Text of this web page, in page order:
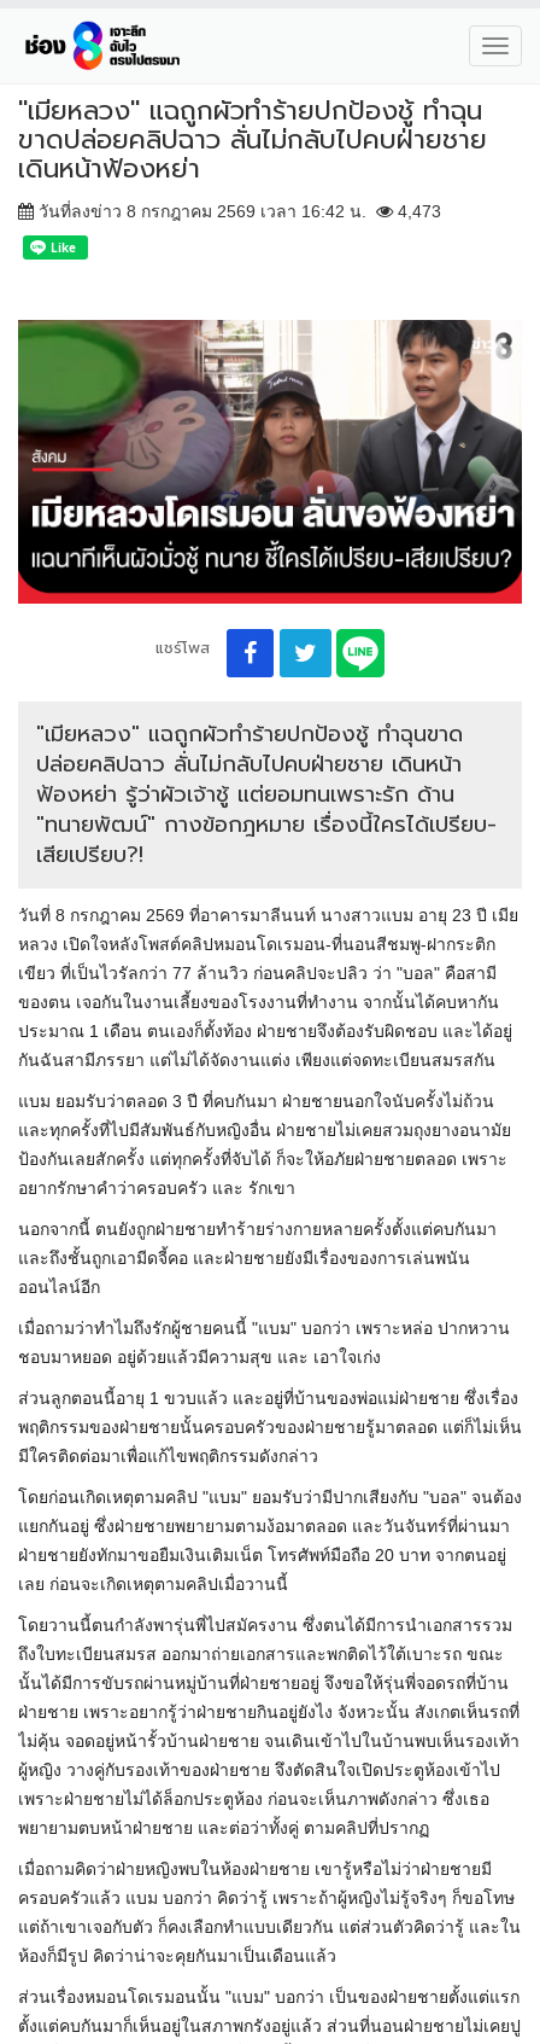
"เมียหลวง" แฉถูกผัวทำร้ายปกป้องชู้ ทำฉุน
ขาดปล่อยคลิปฉาว ลั่นไม่กลับไปคบฝ่ายชาย
เดินหน้าฟ้องหย่า
วันที่ลงข่าว 8 กรกฎาคม 2569 เวลา 16:42 น. 4,473
แชร์โพส
"เมียหลวง" แฉถูกผัวทำร้ายปกป้องชู้ ทำฉุนขาด
ปล่อยคลิปฉาว ลั่นไม่กลับไปคบฝ่ายชาย เดินหน้า
ฟ้องหย่า รู้ว่าผัวเจ้าชู้ แต่ยอมทนเพราะรัก ด้าน
"ทนายพัฒน์" กางข้อกฎหมาย เรื่องนี้ใครได้เปรียบ-
เสียเปรียบ?!
วันที่ 8 กรกฎาคม 2569 ที่อาคารมาลีนนท์ นางสาวแบม อายุ 23 ปี เมีย
หลวง เปิดใจหลังโพสต์คลิปหมอนโดเรมอน-ที่นอนสีชมพู-ฝากระติก
เขียว ที่เป็นไวรัลกว่า 77 ล้านวิว ก่อนคลิปจะปลิว ว่า "บอล" คือสามี
ของตน เจอกันในงานเลี้ยงของโรงงานที่ทำงาน จากนั้นได้คบหากัน
ประมาณ 1 เดือน ตนเองก็ตั้งท้อง ฝ่ายชายจึงต้องรับผิดชอบ และได้อยู่
กันฉันสามีภรรยา แต่ไม่ได้จัดงานแต่ง เพียงแต่จดทะเบียนสมรสกัน
แบม ยอมรับว่าตลอด 3 ปี ที่คบกันมา ฝ่ายชายนอกใจนับครั้งไม่ถ้วน
และทุกครั้งที่ไปมีสัมพันธ์กับหญิงอื่น ฝ่ายชายไม่เคยสวมถุงยางอนามัย
ป้องกันเลยสักครั้ง แต่ทุกครั้งที่จับได้ ก็จะให้อภัยฝ่ายชายตลอด เพราะ
อยากรักษาคำว่าครอบครัว และ รักเขา
นอกจากนี้ ตนยังถูกฝ่ายชายทำร้ายร่างกายหลายครั้งตั้งแต่คบกันมา
และถึงชั้นถูกเอามีดจี้คอ และฝ่ายชายยังมีเรื่องของการเล่นพนัน
ออนไลน์อีก
เมื่อถามว่าทำไมถึงรักผู้ชายคนนี้ "แบม" บอกว่า เพราะหล่อ ปากหวาน
ชอบมาหยอด อยู่ด้วยแล้วมีความสุข และ เอาใจเก่ง
ส่วนลูกตอนนี้อายุ 1 ขวบแล้ว และอยู่ที่บ้านของพ่อแม่ฝ่ายชาย ซึ่งเรื่อง
พฤติกรรมของฝ่ายชายนั้นครอบครัวของฝ่ายชายรู้มาตลอด แต่ก็ไม่เห็น
มีใครติดต่อมาเพื่อแก้ไขพฤติกรรมดังกล่าว
โดยก่อนเกิดเหตุตามคลิป "แบม" ยอมรับว่ามีปากเสียงกับ "บอล" จนต้อง
แยกกันอยู่ ซึ่งฝ่ายชายพยายามตามง้อมาตลอด และวันจันทร์ที่ผ่านมา
ฝ่ายชายยังทักมาขอยืมเงินเติมเน็ต โทรศัพท์มือถือ 20 บาท จากตนอยู่
เลย ก่อนจะเกิดเหตุตามคลิปเมื่อวานนี้
โดยวานนี้ตนกำลังพารุ่นพี่ไปสมัครงาน ซึ่งตนได้มีการนำเอกสารรวม
ถึงใบทะเบียนสมรส ออกมาถ่ายเอกสารและพกติดไว้ใต้เบาะรถ ขณะ
นั้นได้มีการขับรถผ่านหมู่บ้านที่ฝ่ายชายอยู่ จึงขอให้รุ่นพี่จอดรถที่บ้าน
ฝ่ายชาย เพราะอยากรู้ว่าฝ่ายชายกินอยู่ยังไง จังหวะนั้น สังเกตเห็นรถที่
ไม่คุ้น จอดอยู่หน้ารั้วบ้านฝ่ายชาย จนเดินเข้าไปในบ้านพบเห็นรองเท้า
ผู้หญิง วางคู่กับรองเท้าของฝ่ายชาย จึงตัดสินใจเปิดประตูห้องเข้าไป
เพราะฝ่ายชายไม่ได้ล็อกประตูห้อง ก่อนจะเห็นภาพดังกล่าว ซึ่งเธอ
พยายามตบหน้าฝ่ายชาย และต่อว่าทั้งคู่ ตามคลิปที่ปรากฏ
เมื่อถามคิดว่าฝ่ายหญิงพบในห้องฝ่ายชาย เขารู้หรือไม่ว่าฝ่ายชายมี
ครอบครัวแล้ว แบม บอกว่า คิดว่ารู้ เพราะถ้าผู้หญิงไม่รู้จริงๆ ก็ขอโทษ
แต่ถ้าเขาเจอกับตัว ก็คงเลือกทำแบบเดียวกัน แต่ส่วนตัวคิดว่ารู้ และใน
ห้องก็มีรูป คิดว่าน่าจะคุยกันมาเป็นเดือนแล้ว
ส่วนเรื่องหมอนโดเรมอนนั้น "แบม" บอกว่า เป็นของฝ่ายชายตั้งแต่แรก
ตั้งแต่คบกันมาก็เห็นอยู่ในสภาพกรังอยู่แล้ว ส่วนที่นอนฝ่ายชายไม่เคยปู